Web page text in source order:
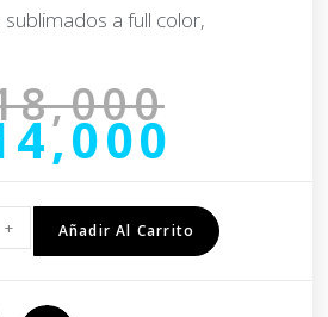
a full color,
+ Añadir Al Carrito